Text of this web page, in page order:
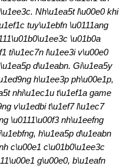
Nh\u1ea5t l\u00e0 khi
tuy\u1ebfn \u0111ang
\u01b0a
ti\u1ec7n l\u1ee3i v\u00e0
d\u1eabn. Gi\u1ea5y
h\u1ee3p ph\u00e1p,
nhi\u1ec1u t\u1ef1a game
v\u1edbi t\u1ef7 l\u1ec7
\u0111\u00f3 nh\u1eefng
h\u1ea5p d\u1eabn
c\u00e1 c\u01b0\u1ee3c
g\u00e0, b\u1eafn